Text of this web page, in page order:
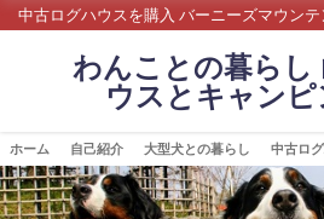
中古ログハウスを購入 バーニーズマウン
わんことの暮らし
ウスとキャン
ホーム 自己紹介 大型犬との暮らし 中古ロ